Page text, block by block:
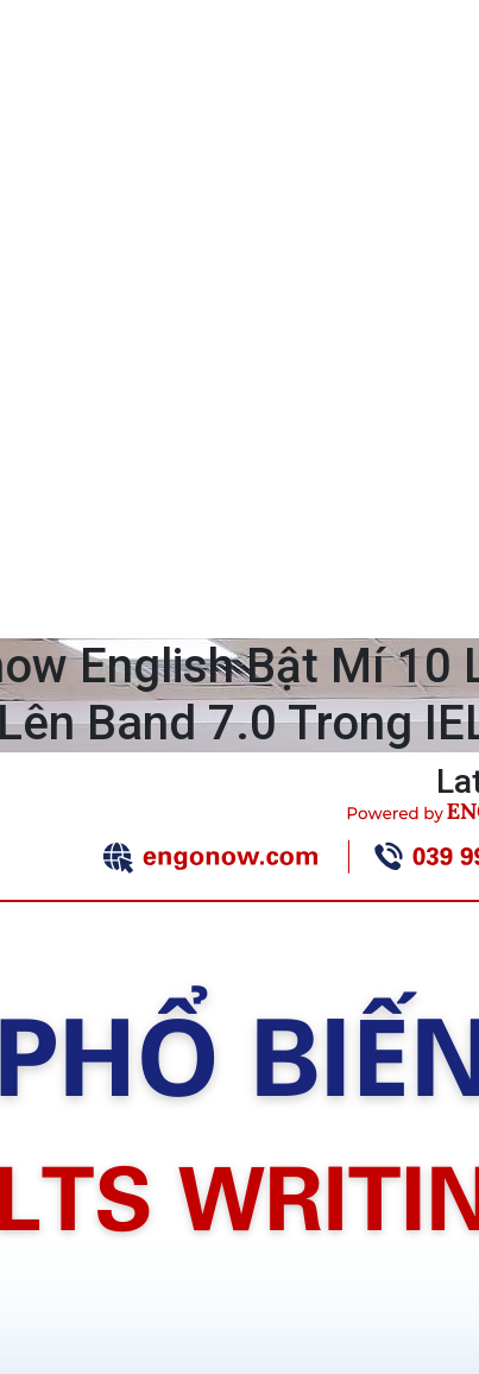
English Bật Mí 10
Band 7.0 Trong